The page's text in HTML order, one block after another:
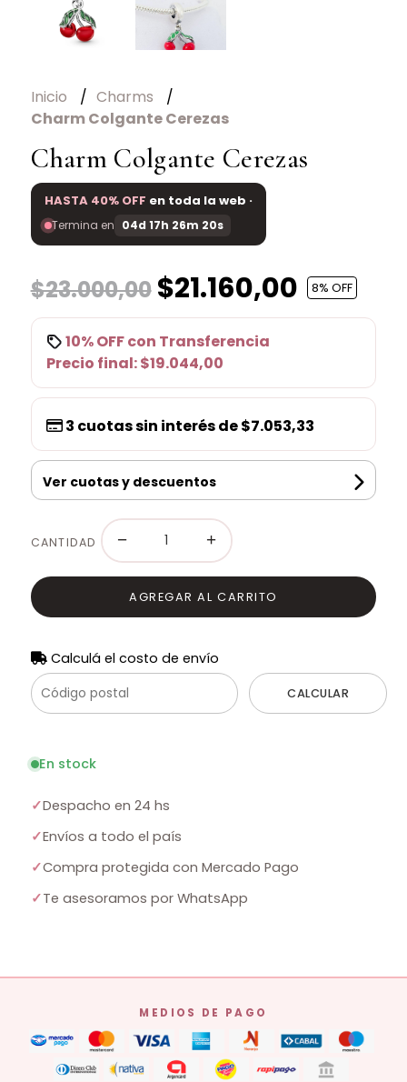
Inicio
Charms
Charm Colgante Cerezas
Charm Colgante Cerezas
HASTA 40% OFF en toda la web ·
Termina en 04d 17h 26m 20s
$23.000,00$21.160,00 8% OFF
10% OFFcon Transferencia
Precio final:$19.044,00
3 cuotas sin interés de$7.053,33
Ver cuotas y descuentos
CANTIDAD − +
AGREGAR AL CARRITO
Calculá el costo de envío
CALCULAR
En stock
✓Despacho en 24 hs
✓Envíos a todo el país
✓Compra protegida con Mercado Pago
✓Te asesoramos por WhatsApp
MEDIOS DE PAGO